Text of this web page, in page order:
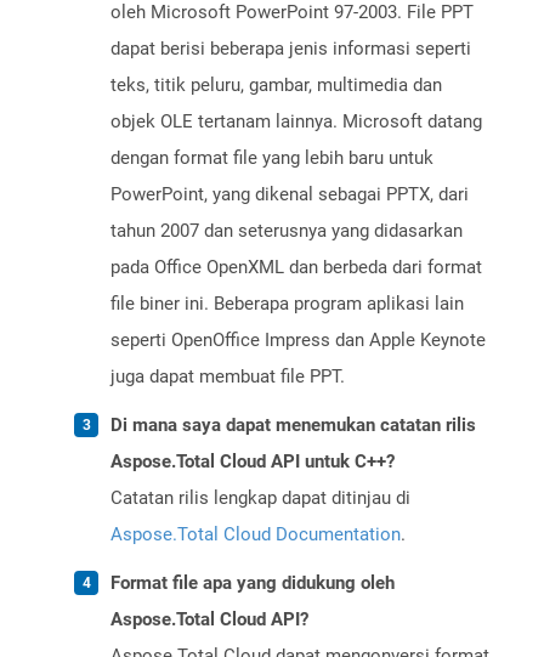
oleh Microsoft PowerPoint 97-2003. File PPT
dapat berisi beberapa jenis informasi seperti
teks, titik peluru, gambar, multimedia dan
objek OLE tertanam lainnya. Microsoft datang
dengan format file yang lebih baru untuk
PowerPoint, yang dikenal sebagai PPTX, dari
tahun 2007 dan seterusnya yang didasarkan
pada Office OpenXML dan berbeda dari format
file biner ini. Beberapa program aplikasi lain
seperti OpenOffice Impress dan Apple Keynote
juga dapat membuat file PPT.
Di mana saya dapat menemukan catatan rilis
Aspose.Total Cloud API untuk C++?
Catatan rilis lengkap dapat ditinjau di
Aspose.Total Cloud Documentation.
Format file apa yang didukung oleh
Aspose.Total Cloud API?